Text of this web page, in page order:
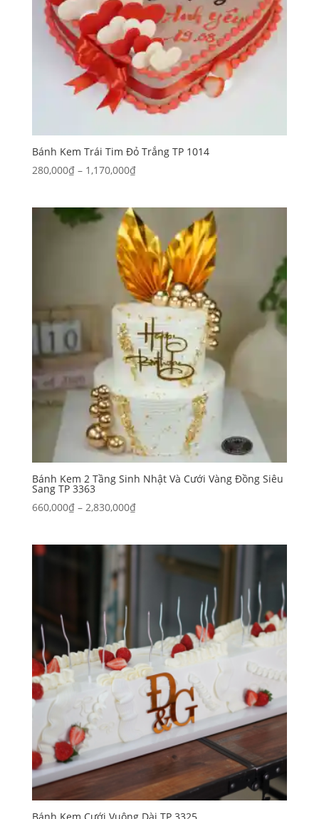
Bánh Kem Trái Tim Đỏ Trắng TP 1014
280,000₫ – 1,170,000₫Khoảng
280,000₫
đến
1,170,000₫
Bánh Kem 2 Tầng Sinh Nhật Và Cưới Vàng Đồng Siêu
Sang TP 3363
660,000₫ – 2,830,000₫Khoảng
660,000₫